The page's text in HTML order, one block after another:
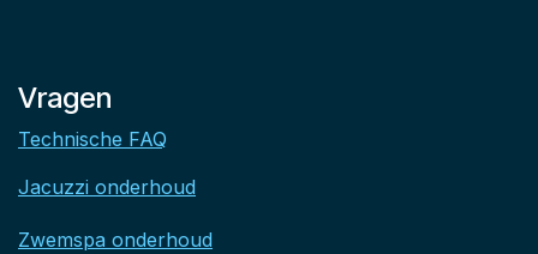
Vragen
Technische FAQ
Jacuzzi onderhoud
Zwemspa onderhoud